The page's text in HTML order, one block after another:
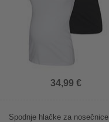
34,99 €
Spodnje hlačke za nosečnice